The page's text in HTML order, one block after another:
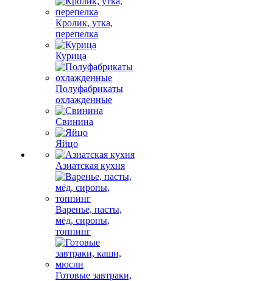
Кролик, утка,
перепелка
Курица
Полуфабрикаты
охлажденные
Свинина
Яйцо
Азиатская кухня
Варенье, пасты,
мёд, сиропы,
топпинг
Готовые завтраки,